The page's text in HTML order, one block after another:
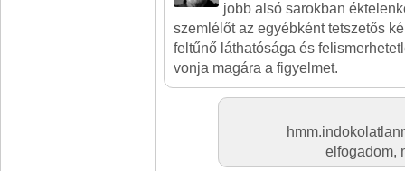
jobb alsó sarokban
szemlélőt az egyébként tetszetős
feltűnő láthatósága és
vonja magára a figyelmet.
elfogadom,